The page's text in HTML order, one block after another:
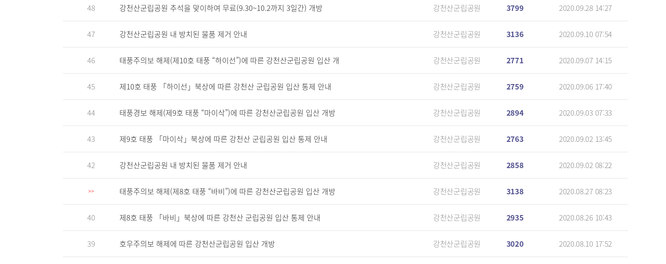
48 강천산군립공원 추석을 맞이하여 무료(9.30~10.2까지 3일간) 개방 강천산군립공원 3799 2020.09.28 14:27
47 강천산군립공원 내 방치된 물품 제거 안내 강천산군립공원 3136 2020.09.10 07:54
46 태풍주의보 해제(제10호 태풍 “하이선”)에 따른 강천산군립공원 입산 개 강천산군립공원 2771 2020.09.07 14:15
45 제10호 태풍 「하이선」북상에 따른 강천산 군립공원 입산 통제 안내 강천산군립공원 2759 2020.09.06 17:40
44 태풍경보 해제(제9호 태풍 “마이삭”)에 따른 강천산군립공원 입산 개방 강천산군립공원 2894 2020.09.03 07:33
43 제9호 태풍 「마이삭」북상에 따른 강천산 군립공원 입산 통제 안내 강천산군립공원 2763 2020.09.02 13:45
42 강천산군립공원 내 방치된 물품 제거 안내 강천산군립공원 2858 2020.09.02 08:22
>> 태풍주의보 해제(제8호 태풍 “바비”)에 따른 강천산군립공원 입산 개방 강천산군립공원 3138 2020.08.27 08:23
40 제8호 태풍 「바비」북상에 따른 강천산 군립공원 입산 통제 안내 강천산군립공원 2935 2020.08.26 10:43
39 호우주의보 해제에 따른 강천산군립공원 입산 개방 강천산군립공원 3020 2020.08.10 17:52